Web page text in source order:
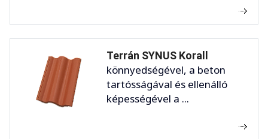
Terrán SYNUS Korall
könnyedségével, a beton
tartósságával és ellenálló
képességével a ...